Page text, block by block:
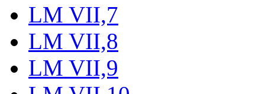
LM VII,7
LM VII,8
LM VII,9